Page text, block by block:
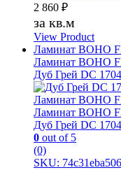
2 860 ₽
за кв.м
View Product
Ламинат BOHO
Ламинат BOHO
Дуб Грей DC
Ламинат BOHO
Ламинат BOHO
Дуб Грей DC
0 out of 5
(0)
SKU: